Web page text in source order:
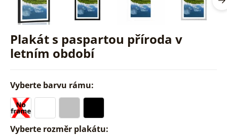
Plakát s paspartou příroda v
letním období
Vyberte barvu rámu:
Vyberte rozměr plakátu: